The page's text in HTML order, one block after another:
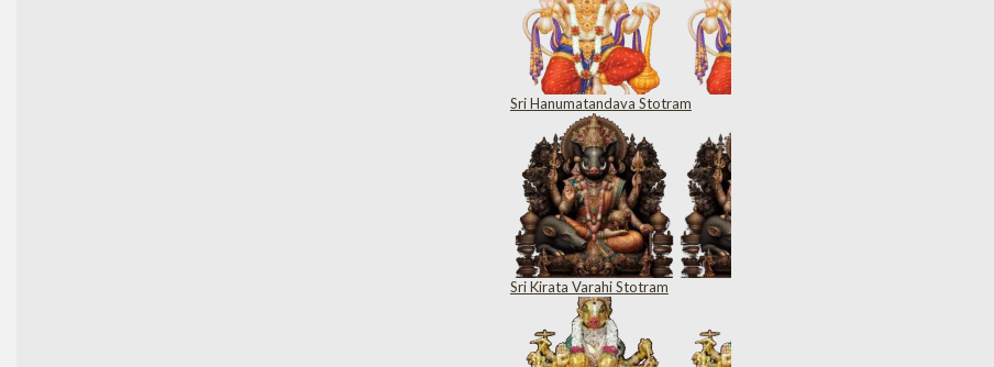
Sri Hanumatandava Stotram
Sri Kirata Varahi Stotram